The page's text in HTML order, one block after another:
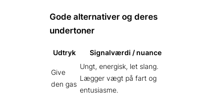
Gode alternativer og deres
undertoner
Udtryk Signalværdi / nuance
Give
den gas
Ungt, energisk, let slang.
Lægger vægt på fart og
entusiasme.